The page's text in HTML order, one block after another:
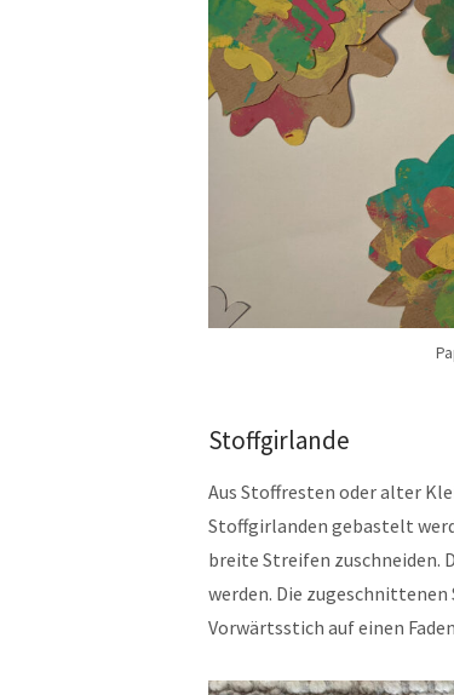
Stoffgirlande
Aus Stoffresten oder alter
Stoffgirlanden gebastelt
breite Streifen zuschneiden.
werden. Die
Vorwärtsstich auf einen